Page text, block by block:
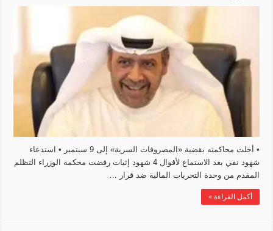
• أجلت محاكمته بقضية «المصروفات السرية» إلى 9 سبتمبر • استدعاء
شهود نفي بعد الاستماع لأقوال 4 شهود إثبات رفضت محكمة الوزراء التظلم
المقدم من وحدة التحريات المالية ضد قرار …
أكمل القراءة »